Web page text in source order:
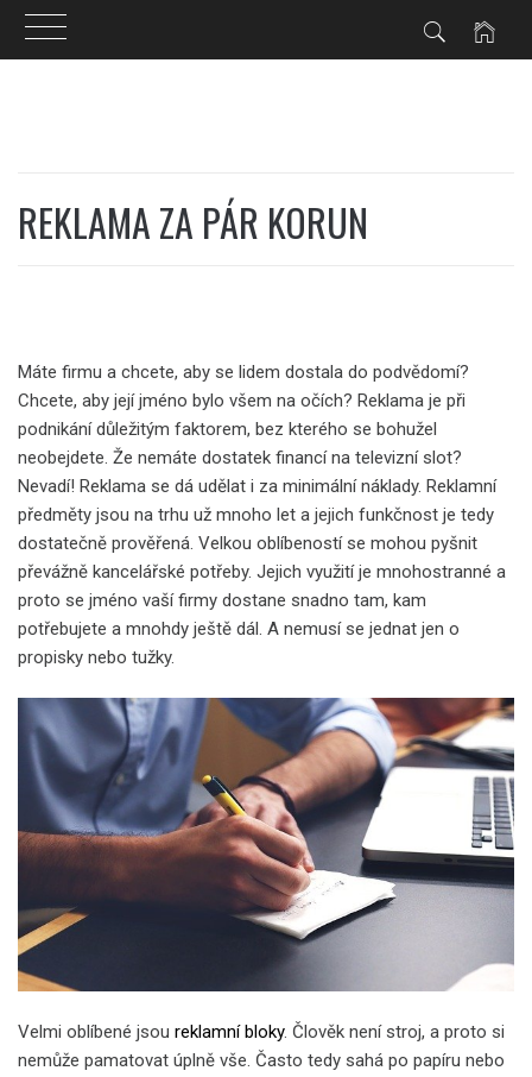
REKLAMA ZA PÁR KORUN
Máte firmu a chcete, aby se lidem dostala do podvědomí?
Chcete, aby její jméno bylo všem na očích? Reklama je při
podnikání důležitým faktorem, bez kterého se bohužel
neobejdete. Že nemáte dostatek financí na televizní slot?
Nevadí! Reklama se dá udělat i za minimální náklady. Reklamní
předměty jsou na trhu už mnoho let a jejich funkčnost je tedy
dostatečně prověřená. Velkou oblíbeností se mohou pyšnit
převážně kancelářské potřeby. Jejich využití je mnohostranné a
proto se jméno vaší firmy dostane snadno tam, kam
potřebujete a mnohdy ještě dál. A nemusí se jednat jen o
propisky nebo tužky.
Velmi oblíbené jsou reklamní bloky. Člověk není stroj, a proto si
nemůže pamatovat úplně vše. Často tedy sahá po papíru nebo